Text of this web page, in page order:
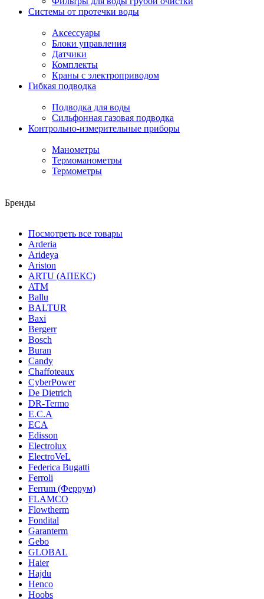
Системы от протечки воды
Аксессуары
Блоки управления
Датчики
Комплекты
Краны с электроприводом
Гибкая подводка
Подводка для воды
Сильфонная газовая подводка
Контрольно-измерительные приборы
Манометры
Термоманометры
Термометры
Бренды
Посмотреть все товары
Arderia
Arideya
Ariston
ARTU (АПЕКС)
ATM
Ballu
BALTUR
Baxi
Bergerr
Bosch
Buran
Candy
Chaffoteaux
CyberPower
De Dietrich
DR-Termo
E.C.A
ECA
Edisson
Electrolux
ElectroVeL
Federica Bugatti
Ferroli
Ferrum (Феррум)
FLAMCO
Flowtherm
Fondital
Garanterm
Gebo
GLOBAL
Haier
Hajdu
Henco
Hoobs